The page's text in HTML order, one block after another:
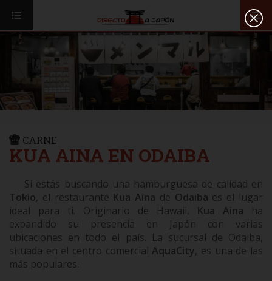
VUELOS
TRANSPORTE
DESTINOS
SEGUROS
ISI JAPANESE LANGUAGE SCHOOL
CARNE
KUA AINA EN ODAIBA
Si estás buscando una hamburguesa de calidad en
Tokio, el restaurante Kua Aina de Odaiba es el lugar
ideal para ti. Originario de Hawaii, Kua Aina ha
expandido su presencia en Japón con varias
ubicaciones en todo el país. La sucursal de Odaiba,
situada en el centro comercial AquaCity, es una de las
más populares.
VIAJAR A JAPÓN
VUELOS
TRANSPORTE
DESTINOS
CULTURA
RESTAURANTES
SEGUROS